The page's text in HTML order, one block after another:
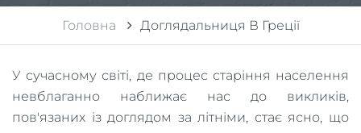
Головна Доглядальниця В Греції
У сучасному світі, де процес старіння населення
невблаганно наближає нас до викликів,
пов'язаних із доглядом за літніми, стає ясно, що